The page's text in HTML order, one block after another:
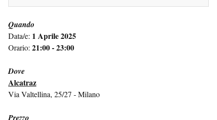
Quando
Data/e: 1 Aprile 2025
Orario: 21:00 - 23:00
Dove
Alcatraz
Via Valtellina, 25/27 - Milano
Prezzo